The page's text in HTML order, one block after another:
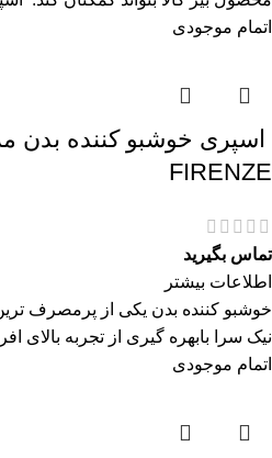
اتمام موجودی
اسپری خوشبو کننده بدن
FIRENZE
تماس بگیرید
اطلاعات بیشتر
خوشبو کننده بدن یکی از پرمصرف
نیک سرا بابهره گیری از تجربه بالای
اتمام موجودی